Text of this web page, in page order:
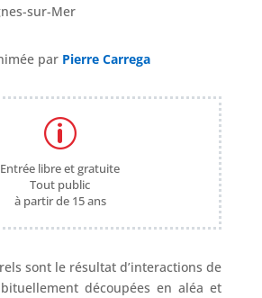
sur-Mer
parPierre Carrega
p
Entrée libre et gratuite
Tout public
à partir de 15 ans
sont le résultat d’interactions de
découpées en aléa et